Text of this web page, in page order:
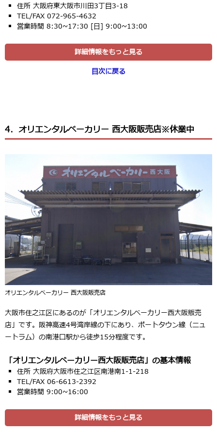
住所 大阪府東大阪市川田3丁目3-18
TEL/FAX 072-965-4632
営業時間 8:30~17:30 [日] 9:00~13:00
詳細情報をもっと見る
目次に戻る
4．オリエンタルベーカリー 西大阪販売店※休業中
オリエンタルベーカリー 西大阪販売店
大阪市住之江区にあるのが「オリエンタルベーカリー西大阪販売
店」です。阪神高速4号湾岸線の下にあり、ポートタウン線（ニュ
ートラム）の南港口駅から徒歩15分程度です。
「オリエンタルベーカリー西大阪販売店」の基本情報
住所 大阪府大阪市住之江区南港南1-1-218
TEL/FAX 06-6613-2392
営業時間 9:00~16:00
詳細情報をもっと見る